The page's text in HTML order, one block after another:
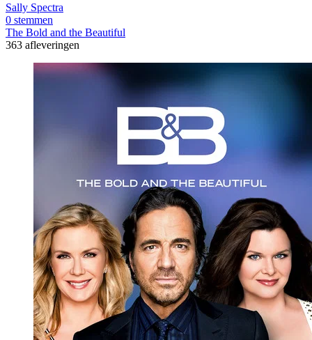
Sally Spectra
0 stemmen
The Bold and the Beautiful
363 afleveringen